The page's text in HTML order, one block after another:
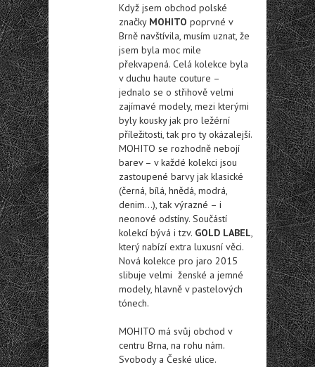
Když jsem obchod polské
značky MOHITO poprvné v
Brně navštívila, musím uznat, že
jsem byla moc mile
překvapená. Celá kolekce byla
v duchu haute couture –
jednalo se o střihově velmi
zajímavé modely, mezi kterými
byly kousky jak pro ležérní
příležitosti, tak pro ty okázalejší.
MOHITO se rozhodně nebojí
barev – v každé kolekci jsou
zastoupené barvy jak klasické
(černá, bílá, hnědá, modrá,
denim…), tak výrazné – i
neonové odstíny. Součástí
kolekcí bývá i tzv. GOLD LABEL
který nabízí extra luxusní věci.
Nová kolekce pro jaro 2015
slibuje velmi ženské a jemné
modely, hlavně v pastelových
tónech.
MOHITO má svůj obchod v
centru Brna, na rohu nám.
Svobody a České ulice.